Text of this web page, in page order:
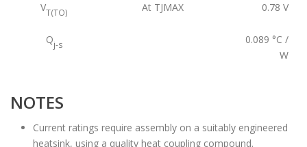
VT(TO) At TJMAX 0.78 V
Qj-s 0.089 °C /
W
NOTES
Current ratings require assembly on a suitably engineered
heatsink, using a quality heat coupling compound.